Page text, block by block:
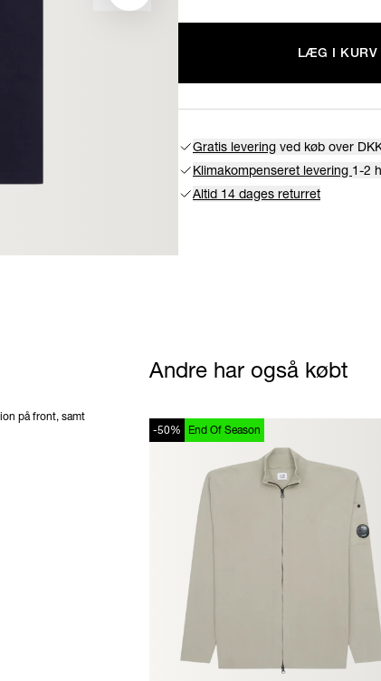
LÆG I KURV
Gratis levering ved køb over
Klimakompenseret levering 1-2
Altid 14 dages returret
på front, samt
Andre har også købt
-50% End Of Season